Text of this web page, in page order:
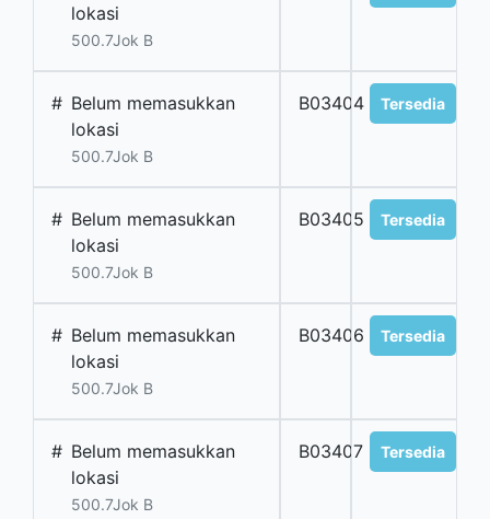
lokasi
500.7Jok B
# Belum memasukkan
lokasi
500.7Jok B
B03404 Tersedia
# Belum memasukkan
lokasi
500.7Jok B
B03405 Tersedia
# Belum memasukkan
lokasi
500.7Jok B
B03406 Tersedia
# Belum memasukkan
lokasi
500.7Jok B
B03407 Tersedia